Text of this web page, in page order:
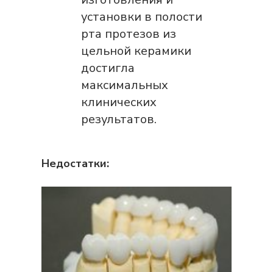
установки в полости
рта протезов из
цельной керамики
достигла
максимальных
клинических
результатов.
Недостатки: